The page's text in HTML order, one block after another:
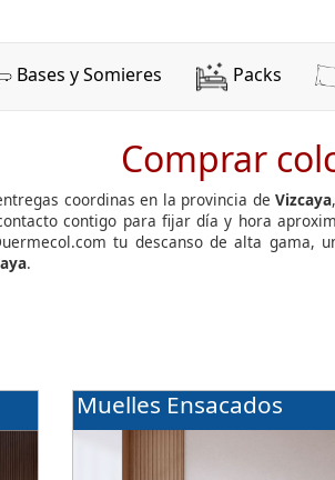
Bases y Somieres Packs
Comprar
coordinas en la provincia de Vizcaya
contigo para fijar día y hora
tu descanso de alta
.
Muelles Ensacados